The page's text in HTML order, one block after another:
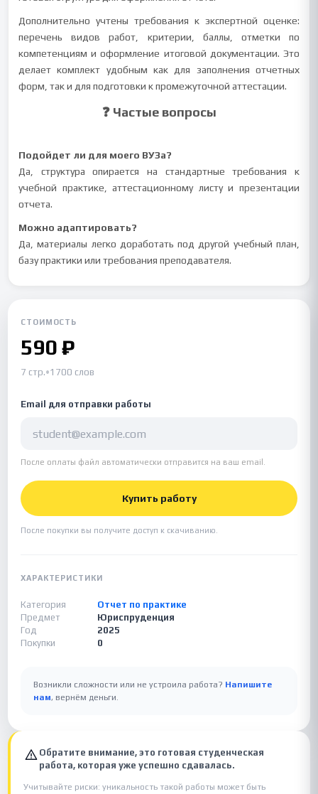
Дополнительно учтены требования к экспертной оценке:
перечень видов работ, критерии, баллы, отметки по
компетенциям и оформление итоговой документации. Это
делает комплект удобным как для заполнения отчетных
форм, так и для подготовки к промежуточной аттестации.
❓ Частые вопросы
Подойдет ли для моего ВУЗа?
Да, структура опирается на стандартные требования к
учебной практике, аттестационному листу и презентации
отчета.
Можно адаптировать?
Да, материалы легко доработать под другой учебный план,
базу практики или требования преподавателя.
СТОИМОСТЬ
590 ₽
7 стр.•1700 слов
Email для отправки работы
После оплаты файл автоматически отправится на ваш email.
Купить работу
После покупки вы получите доступ к скачиванию.
ХАРАКТЕРИСТИКИ
Категория
Отчет по практике
Предмет
Юриспруденция
Год
2025
Покупки
0
Возникли сложности или не устроила работа? Напишите
нам, вернём деньги.
Обратите внимание, это готовая студенческая
работа, которая уже успешно сдавалась.
Учитывайте риски: уникальность такой работы может быть